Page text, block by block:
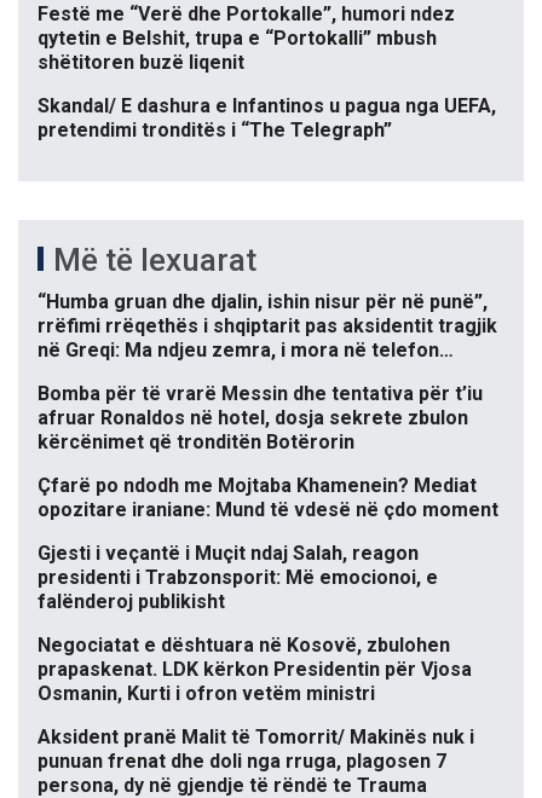
Festë me “Verë dhe Portokalle”, humori ndez
qytetin e Belshit, trupa e “Portokalli” mbush
shëtitoren buzë liqenit
Skandal/ E dashura e Infantinos u pagua nga UEFA,
pretendimi tronditës i “The Telegraph”
Më të lexuarat
“Humba gruan dhe djalin, ishin nisur për në punë”,
rrëfimi rrëqethës i shqiptarit pas aksidentit tragjik
në Greqi: Ma ndjeu zemra, i mora në telefon…
Bomba për të vrarë Messin dhe tentativa për t’iu
afruar Ronaldos në hotel, dosja sekrete zbulon
kërcënimet që tronditën Botërorin
Çfarë po ndodh me Mojtaba Khamenein? Mediat
opozitare iraniane: Mund të vdesë në çdo moment
Gjesti i veçantë i Muçit ndaj Salah, reagon
presidenti i Trabzonsporit: Më emocionoi, e
falënderoj publikisht
Negociatat e dështuara në Kosovë, zbulohen
prapaskenat. LDK kërkon Presidentin për Vjosa
Osmanin, Kurti i ofron vetëm ministri
Aksident pranë Malit të Tomorrit/ Makinës nuk i
punuan frenat dhe doli nga rruga, plagosen 7
persona, dy në gjendje të rëndë te Trauma